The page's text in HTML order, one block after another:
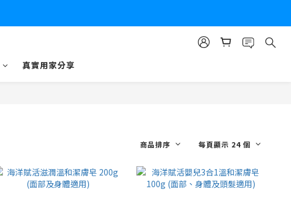
真實用家分享
商品排序 每頁顯示 24 個